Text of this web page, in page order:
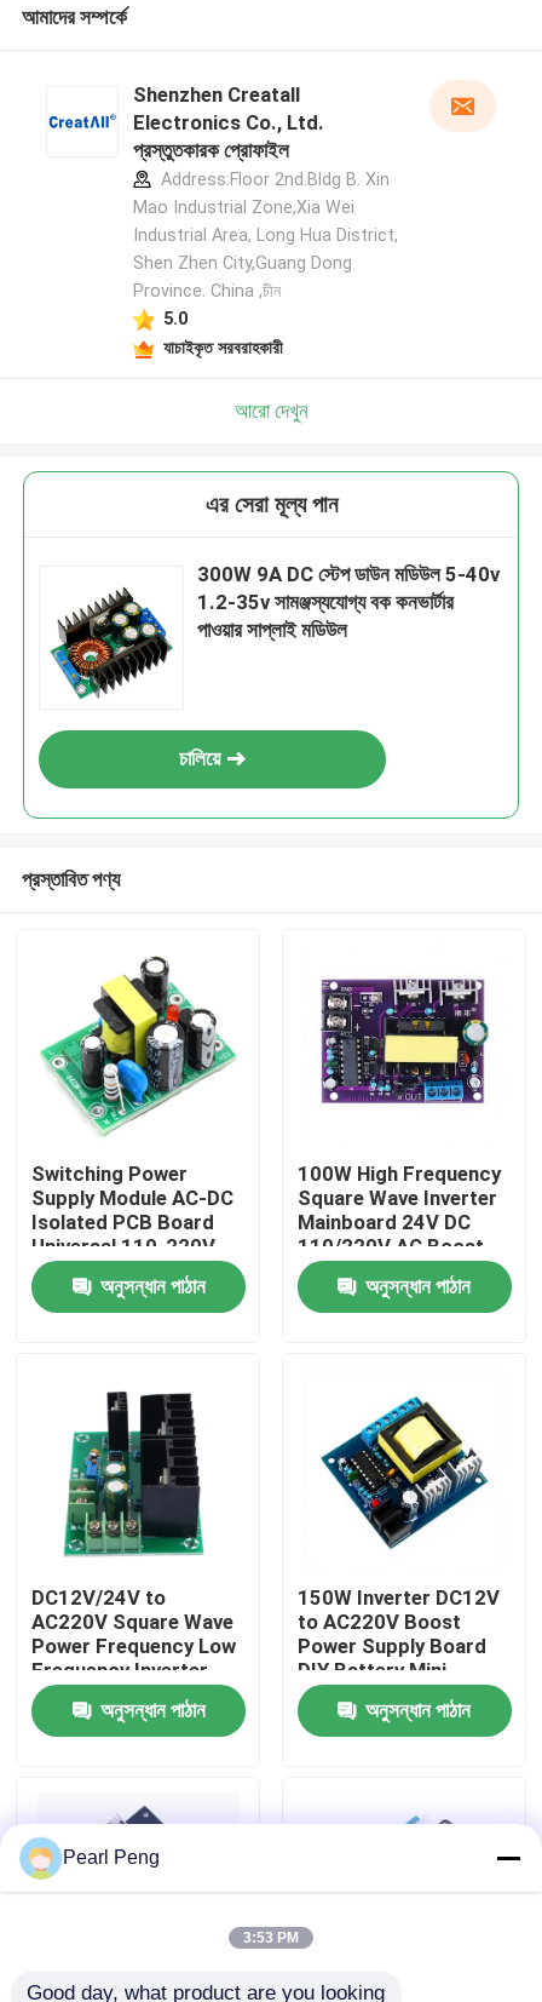
একটি বার্তা রেখে যান
আমরা শীঘ্রই আপনাকে আবার কল করব!
আমাদের সম্পর্কে
কারখানা পরিদর্শন
গুণমান নিয়ন্ত্রণ
আমাদের সাথে যোগাযোগ করুন
মামলা
এম্প্লিফায়ার বোর্ড মডিউল
আমাদের সম্পর্কে
Shenzhen Creatall
Electronics Co., Ltd.
প্রস্তুতকারক প্রোফাইল
Address:Floor 2nd.Bldg B. Xin
Mao Industrial Zone,Xia Wei
Industrial Area, Long Hua District,
Shen Zhen City,Guang Dong
Province. China ,চীন
5.0
যাচাইকৃত সরবরাহকারী
আরো দেখুন
এর সেরা মূল্য পান
300W 9A DC স্টেপ ডাউন মডিউল 5-40v
1.2-35v সামঞ্জস্যযোগ্য বক কনভার্টার
পাওয়ার সাপ্লাই মডিউল
চালিয়ে
প্রস্তাবিত পণ্য
Switching Power
Supply Module AC-DC
Isolated PCB Board
Universal 110-220V
Input Dual Output 12V
0.5A + 5V Compact
অনুসন্ধান পাঠান
100W High Frequency
Square Wave Inverter
Mainboard 24V DC
110/220V AC Boost
Converter Module
Compact Power
Supply AC-DC
অনুসন্ধান পাঠান
DC12V/24V to
AC220V Square Wave
Power Frequency Low
Frequency Inverter
Drive Board 300W
Boost Module
অনুসন্ধান পাঠান
150W Inverter DC12V
to AC220V Boost
Power Supply Board
DIY Battery Mini
Inverter Module
অনুসন্ধান পাঠান
Pearl Peng
3:53 PM
Good day, what product are you looking